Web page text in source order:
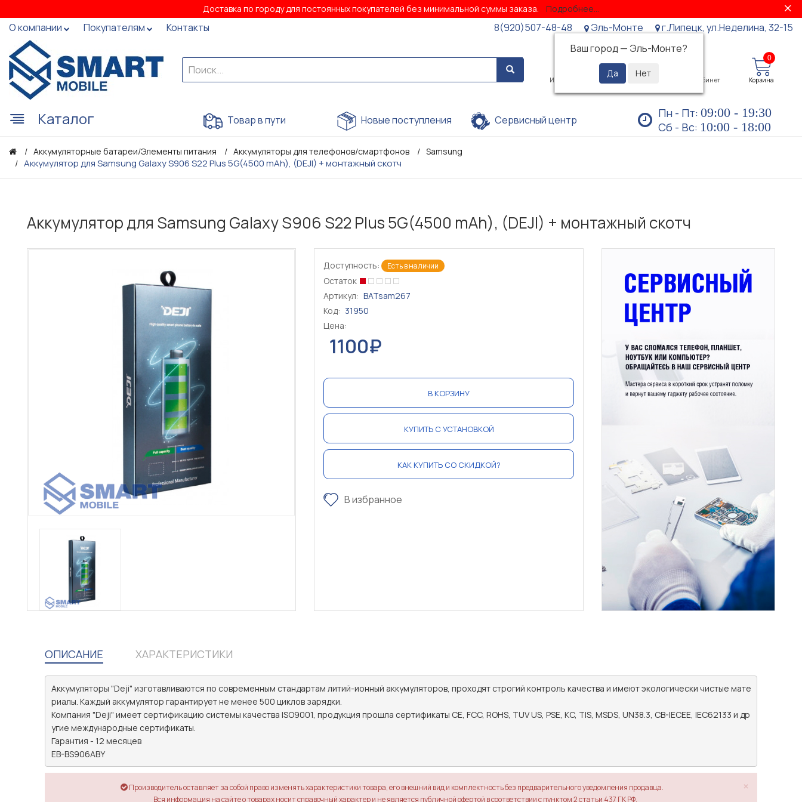
Доставка по городу для постоянных покупателей без минимальной суммы заказа. Подробнее...
О компании Покупателям Контакты 8(920)507-48-48
Эль-Монте
Ваш город — Эль-Монте?
г.Липецк, ул.Неделина, 32-15
Избранное Просмотренные Личный кабинет
0
Корзина
Каталог Товар в пути Новые поступления Сервисный центр Пн - Пт: 09:00 - 19:30
Сб - Вс: 10:00 - 18:00
Аккумуляторные батареи/Элементы питания Аккумуляторы для телефонов/смартфонов Samsung
Аккумулятор для Samsung Galaxy S906 S22 Plus 5G(4500 mAh), (DEJI) + монтажный скотч
Аккумулятор для Samsung Galaxy S906 S22 Plus 5G(4500 mAh), (DEJI) + монтажный скотч
Доступность: Есть в наличии
Остаток
Артикул: BATsam267
Код: 31950
Цена:
1100₽
В КОРЗИНУ
КУПИТЬ С УСТАНОВКОЙ
КАК КУПИТЬ СО СКИДКОЙ?
В избранное
ОПИСАНИЕ ХАРАКТЕРИСТИКИ
Аккумуляторы "Deji" изготавливаются по современным стандартам литий-ионный аккумуляторов, проходят строгий контроль качества и имеют экологически чистые мате
риалы. Каждый аккумулятор гарантирует не менее 500 циклов зарядки.
Компания "Deji" имеет сертификацию системы качества ISO9001, продукция прошла сертификаты CE, FCC, ROHS, TUV US, PSE, KC, TIS, MSDS, UN38.3, CB-IECEE, IEC62133 и др
угие международные сертификаты.
Гарантия - 12 месяцев
EB-BS906ABY
×
Производитель оставляет за собой право изменять характеристики товара, его внешний вид и комплектность без предварительного уведомления продавца.
Вся информация на сайте о товарах носит справочный характер и не является публичной офертой в соответствии с пунктом 2 статьи 437 ГК РФ.